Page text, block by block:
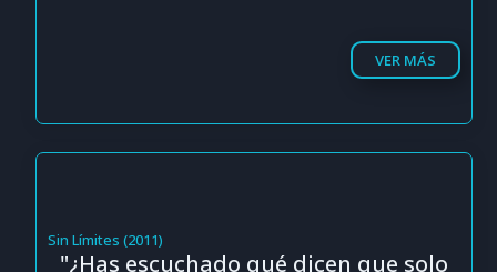
VER MÁS
Sin Límites (2011)
"¿Has escuchado qué dicen que solo